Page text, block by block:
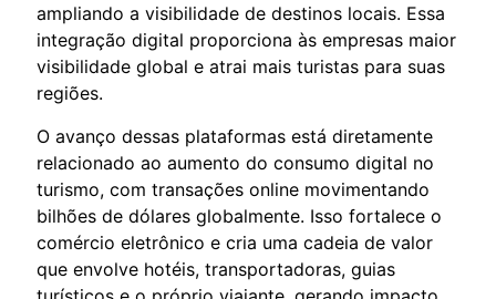
ampliando a visibilidade de destinos locais. Essa
integração digital proporciona às empresas maior
visibilidade global e atrai mais turistas para suas
regiões.
O avanço dessas plataformas está diretamente
relacionado ao aumento do consumo digital no
turismo, com transações online movimentando
bilhões de dólares globalmente. Isso fortalece o
comércio eletrônico e cria uma cadeia de valor
que envolve hotéis, transportadoras, guias